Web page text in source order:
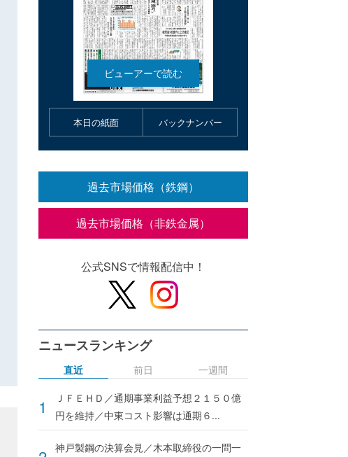
本日の紙面 バックナンバー
過去市場価格（鉄鋼）
過去市場価格（非鉄金属）
公式SNSで情報配信中！
ニュースランキング
直近
ＪＦＥＨＤ／通期事業利益予想２１５０億
円を維持／中東コスト影響は通期６...
神戸製鋼の決算会見／木本取締役の一問一
前日 一週間